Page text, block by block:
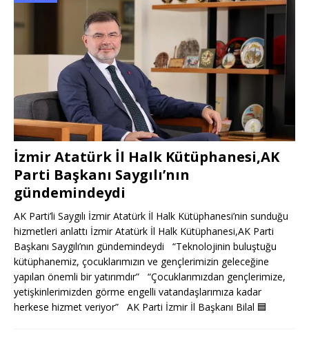
İzmir Atatürk İl Halk Kütüphanesi,AK
Parti Başkanı Saygılı’nın
gündemindeydi
AK Parti’li Saygılı İzmir Atatürk İl Halk Kütüphanesi’nin sunduğu
hizmetleri anlattı İzmir Atatürk İl Halk Kütüphanesi,AK Parti
Başkanı Saygılı’nın gündemindeydi “Teknolojinin buluştuğu
kütüphanemiz, çocuklarımızın ve gençlerimizin geleceğine
yapılan önemli bir yatırımdır” “Çocuklarımızdan gençlerimize,
yetişkinlerimizden görme engelli vatandaşlarımıza kadar
herkese hizmet veriyor” AK Parti İzmir İl Başkanı Bilal 🟦